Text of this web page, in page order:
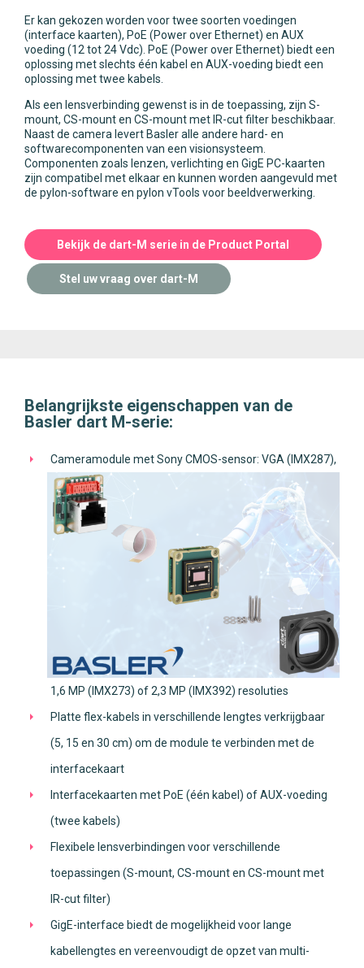
Er kan gekozen worden voor twee soorten voedingen
(interface kaarten), PoE (Power over Ethernet) en AUX
voeding (12 tot 24 Vdc). PoE (Power over Ethernet) biedt een
oplossing met slechts één kabel en AUX-voeding biedt een
oplossing met twee kabels.
Als een lensverbinding gewenst is in de toepassing, zijn S-
mount, CS-mount en CS-mount met IR-cut filter beschikbaar.
Naast de camera levert Basler alle andere hard- en
softwarecomponenten van een visionsysteem.
Componenten zoals lenzen, verlichting en GigE PC-kaarten
zijn compatibel met elkaar en kunnen worden aangevuld met
de pylon-software en pylon vTools voor beeldverwerking.
Bekijk de dart-M serie in de Product Portal
Stel uw vraag over dart-M
Belangrijkste eigenschappen van de
Basler dart M-serie:
Cameramodule met Sony CMOS-sensor: VGA (IMX287),
1,6 MP (IMX273) of 2,3 MP (IMX392) resoluties
Platte flex-kabels in verschillende lengtes verkrijgbaar
(5, 15 en 30 cm) om de module te verbinden met de
interfacekaart
Interfacekaarten met PoE (één kabel) of AUX-voeding
(twee kabels)
Flexibele lensverbindingen voor verschillende
toepassingen (S-mount, CS-mount en CS-mount met
IR-cut filter)
GigE-interface biedt de mogelijkheid voor lange
kabellengtes en vereenvoudigt de opzet van multi-